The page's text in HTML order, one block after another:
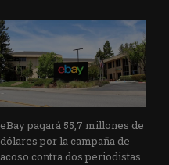
eBay pagará 55,7 millones de
dólares por la campaña de
acoso contra dos periodistas